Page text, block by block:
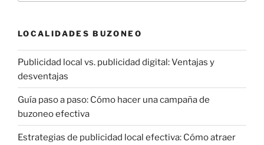
LOCALIDADES BUZONEO
Publicidad local vs. publicidad digital: Ventajas y
desventajas
Guía paso a paso: Cómo hacer una campaña de
buzoneo efectiva
Estrategias de publicidad local efectiva: Cómo atraer